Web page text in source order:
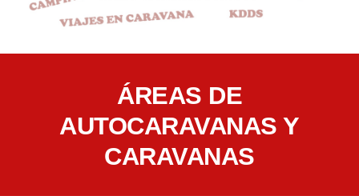
ÁREAS DE
AUTOCARAVANAS Y
CARAVANAS